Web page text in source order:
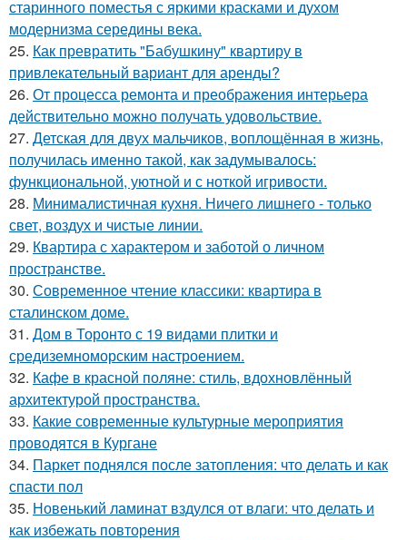
старинного поместья с яркими красками и духом
модернизма середины века.
25. Как превратить "Бабушкину" квартиру в
привлекательный вариант для аренды?
26. От процесса ремонта и преображения интерьера
действительно можно получать удовольствие.
27. Детская для двух мальчиков, воплощённая в жизнь,
получилась именно такой, как задумывалось:
функциональной, уютной и с ноткой игривости.
28. Минималистичная кухня. Ничего лишнего - только
свет, воздух и чистые линии.
29. Квартира с характером и заботой о личном
пространстве.
30. Современное чтение классики: квартира в
сталинском доме.
31. Дом в Торонто с 19 видами плитки и
средиземноморским настроением.
32. Кафе в красной поляне: стиль, вдохновлённый
архитектурой пространства.
33. Какие современные культурные мероприятия
проводятся в Кургане
34. Паркет поднялся после затопления: что делать и как
спасти пол
35. Новенький ламинат вздулся от влаги: что делать и
как избежать повторения